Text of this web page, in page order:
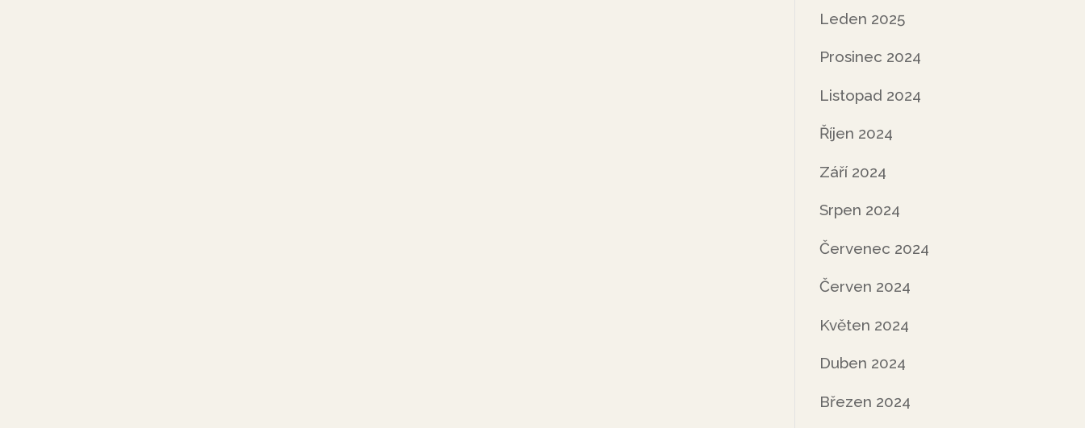
Leden 2025
Prosinec 2024
Listopad 2024
Říjen 2024
Září 2024
Srpen 2024
Červenec 2024
Červen 2024
Květen 2024
Duben 2024
Březen 2024